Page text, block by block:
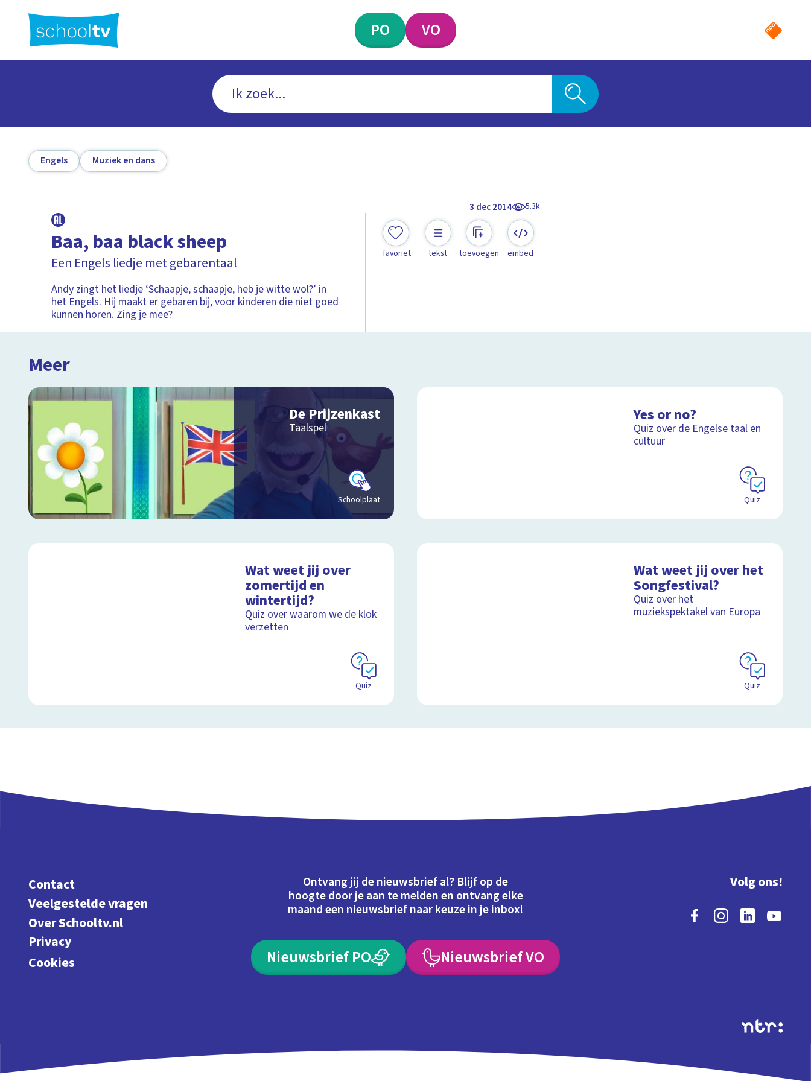
hoofdinhoud
PO VO
Engels Muziek en dans
3 dec 2014 5.3k
Baa, baa black sheep
Een Engels liedje met gebarentaal
Andy zingt het liedje ‘Schaapje, schaapje, heb je witte wol?’ in
het Engels. Hij maakt er gebaren bij, voor kinderen die niet goed
kunnen horen. Zing je mee?
favoriet tekst toevoegen embed
Meer
De Prijzenkast
Taalspel
Schoolplaat
Yes or no?
Quiz over de Engelse taal en
cultuur
Quiz
Wat weet jij over
zomertijd en
wintertijd?
Quiz over waarom we de klok
verzetten
Quiz
Wat weet jij over het
Songfestival?
Quiz over het
muziekspektakel van Europa
Quiz
Contact
Veelgestelde vragen
Over Schooltv.nl
Privacy
Cookies
Ontvang jij de nieuwsbrief al? Blijf op de
hoogte door je aan te melden en ontvang elke
maand een nieuwsbrief naar keuze in je inbox!
Nieuwsbrief PO Nieuwsbrief VO
Volg ons!